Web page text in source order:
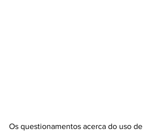
Os questionamentos acerca do uso de